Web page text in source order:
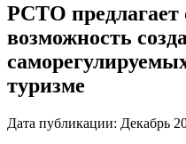
РСТО предлагает
возможность
туризме
Дата публикации: Декабрь